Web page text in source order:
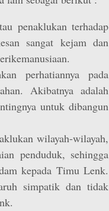
penaklukan terhadap
sangat kejam dan
perhatiannya pada
Akibatnya adalah
untuk dibangun
wilayah-wilayah,
penduduk, sehingga
kepada Timu Lenk.
simpatik dan tidak